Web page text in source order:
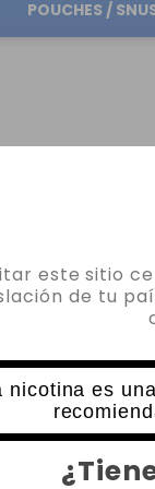
este sitio
de tu
nicotina es
Envío
POUCHES /
WATERMELON JELLY
OIL4VAP
4,50€
NICOTINA